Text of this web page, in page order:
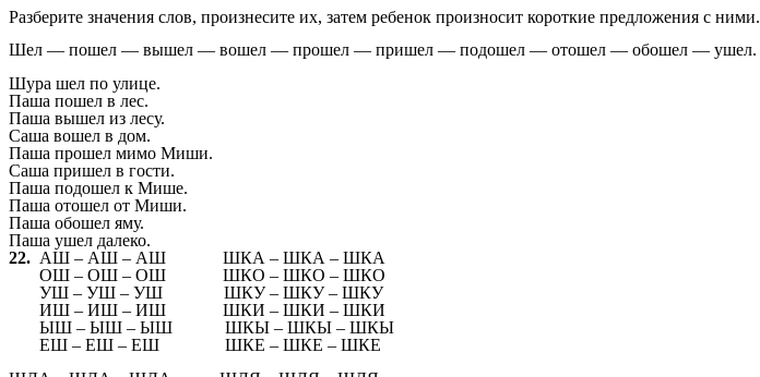
Разберите значения слов, произнесите их, затем ребенок произносит короткие предложения с ними.
Шел — пошел — вышел — вошел — прошел — пришел — подошел — отошел — обошел — ушел.
Шура шел по улице.
Паша пошел в лес.
Паша вышел из лесу.
Саша вошел в дом.
Паша прошел мимо Миши.
Саша пришел в гости.
Паша подошел к Мише.
Паша отошел от Миши.
Паша обошел яму.
Паша ушел далеко.
22. АШ – АШ – АШ ШКА – ШКА – ШКА
ОШ – ОШ – ОШ ШКО – ШКО – ШКО
УШ – УШ – УШ ШКУ – ШКУ – ШКУ
ИШ – ИШ – ИШ ШКИ – ШКИ – ШКИ
ЫШ – ЫШ – ЫШ ШКЫ – ШКЫ – ШКЫ
ЕШ – ЕШ – ЕШ ШКЕ – ШКЕ – ШКЕ